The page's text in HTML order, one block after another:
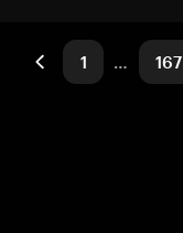
1 … 167